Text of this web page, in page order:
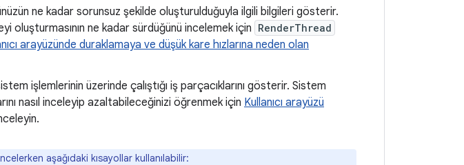
ne kadar sorunsuz şekilde oluşturulduğuyla ilgili bilgileri gösterir.
oluşturmasının ne kadar sürdüğünü incelemek için RenderThread
arayüzünde duraklamaya ve düşük kare hızlarına neden olan
işlemlerinin üzerinde çalıştığı iş parçacıklarını gösterir. Sistem
nasıl inceleyip azaltabileceğinizi öğrenmek için Kullanıcı arayüzü
aşağıdaki kısayollar kullanılabilir: